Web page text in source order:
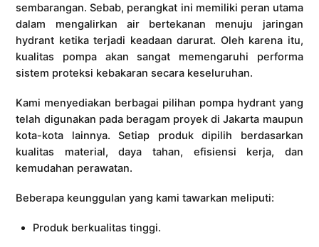
sembarangan. Sebab, perangkat ini memiliki peran utama
dalam mengalirkan air bertekanan menuju jaringan
hydrant ketika terjadi keadaan darurat. Oleh karena itu,
kualitas pompa akan sangat memengaruhi performa
sistem proteksi kebakaran secara keseluruhan.
Kami menyediakan berbagai pilihan pompa hydrant yang
telah digunakan pada beragam proyek di Jakarta maupun
kota-kota lainnya. Setiap produk dipilih berdasarkan
kualitas material, daya tahan, efisiensi kerja, dan
kemudahan perawatan.
Beberapa keunggulan yang kami tawarkan meliputi:
Produk berkualitas tinggi.